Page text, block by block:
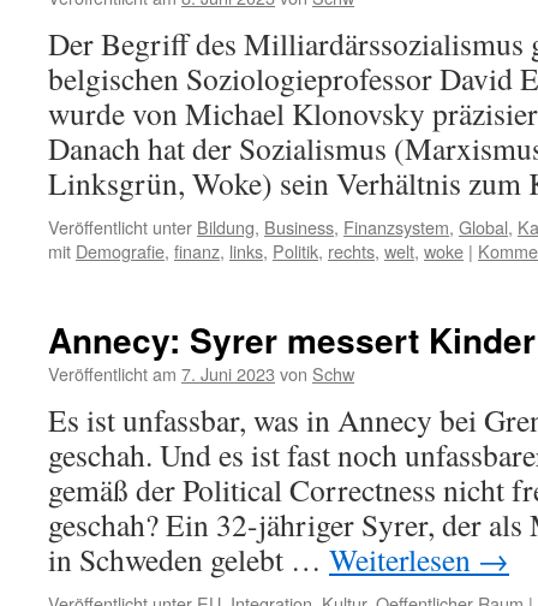
Der Begriff des Milliardärssozialismus
belgischen Soziologieprofessor David
wurde von Michael Klonovsky
Danach hat der Sozialismus
Linksgrün, Woke) sein Verhältnis zum
Veröffentlicht unter Bildung, Business, Finanzsystem, Global,
mit Demografie, finanz, links, Politik, rechts, welt, woke |
Annecy: Syrer messert Kinder
Veröffentlicht am 7. Juni 2023 von Schw
Es ist unfassbar, was in Annecy bei
geschah. Und es ist fast noch
gemäß der Political Correctness nicht
geschah? Ein 32-jähriger Syrer, der
in Schweden gelebt … Weiterlesen →